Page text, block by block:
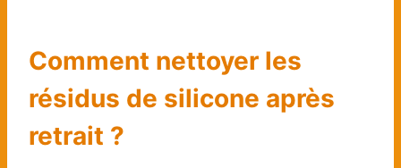
Comment nettoyer les
résidus de silicone après
retrait ?